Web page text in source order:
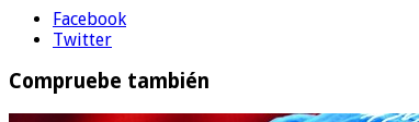
Facebook
Twitter
Compruebe también